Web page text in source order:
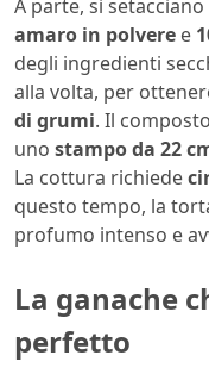
A parte, si setacciano
amaro in polvere e
degli ingredienti
alla volta, per
di grumi. Il
uno stampo da 22
La cottura richiede
questo tempo, la
profumo intenso e
La ganache
perfetto